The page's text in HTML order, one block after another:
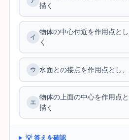
描く
物体の中心付近を作用点と
く
水面との接点を作用点とし
物体の上面の中心を作用点
描く
💡 答えを確認